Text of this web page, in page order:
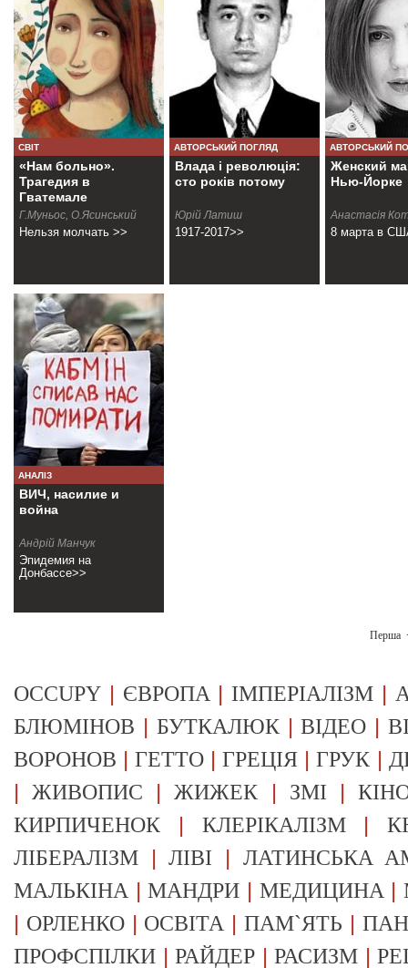
СВІТ
«Нам больно».
Трагедия в
Гватемале
Г.Муньос, О.Ясинський
Нельзя молчать >>
АВТОРСЬКИЙ ПОГЛЯД
Влада і революція:
сто років потому
Юрiй Латиш
1917-2017>>
АВТОРСЬКИЙ
Женский
Нью-Йорке
Анастасiя
8 марта в
АНАЛІЗ
ВИЧ, насилие и
война
Андрій Манчук
Эпидемия на
Донбассе>>
Перша
OCCUPY | ЄВРОПА | ІМПЕРІАЛІЗМ |
БЛЮМІНОВ | БУТКАЛЮК|ВІДЕО |
ВОРОНОВ |ГЕТТО |ГРЕЦІЯ |ГРУК |
|ЖИВОПИС |ЖИЖЕК | ЗМІ |
КИРПИЧЕНОК | КЛЕРІКАЛІЗМ|
ЛІБЕРАЛІЗМ |ЛІВІ | ЛАТИНСЬКА
МАЛЬКІНА |МАНДРИ | МЕДИЦИНА |
| ОРЛЕНКО| ОСВІТА |ПАМ`ЯТЬ |
ПРОФСПІЛКИ |РАЙДЕР |РАСИЗМ |